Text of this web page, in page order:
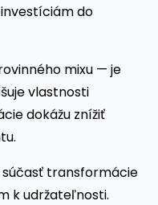
do
mixu — je
vlastnosti
dokážu znížiť
transformácie
k udržateľnosti.